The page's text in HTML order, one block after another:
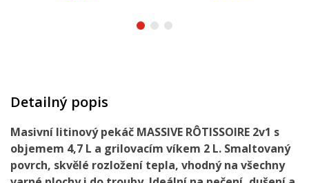
Detailný popis
Masivní litinový pekáč MASSIVE RÔTISSOIRE 2v1 s
objemem 4,7 L a grilovacím víkem 2 L. Smaltovaný
povrch, skvělé rozložení tepla, vhodný na všechny